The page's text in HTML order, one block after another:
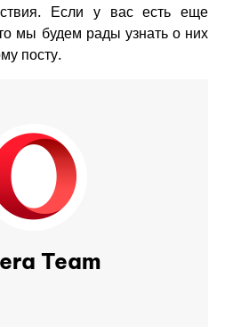
Если у вас есть еще
мы будем рады узнать о них
посту.
Team